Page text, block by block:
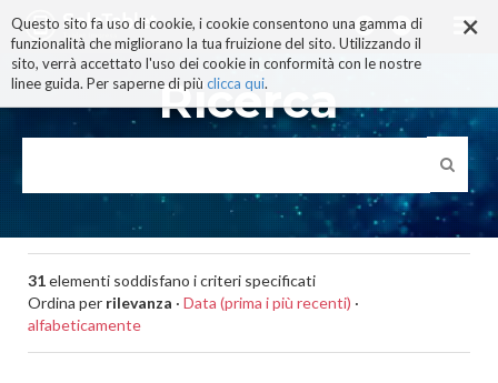
×
Questo sito fa uso di cookie, i cookie consentono una gamma di
funzionalità che migliorano la tua fruizione del sito. Utilizzando il
sito, verrà accettato l'uso dei cookie in conformità con le nostre
linee guida. Per saperne di più clicca qui.
ai
contenuti.
|
alla
navigazione
Ricerca
31elementi soddisfano i criteri specificati
Ordina per rilevanza · Data (prima i più recenti) ·
alfabeticamente